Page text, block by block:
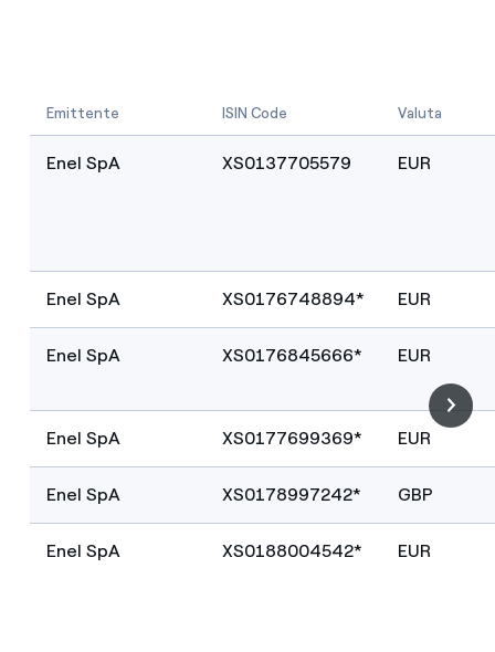
Emittente ISIN Code Valuta
Enel SpA XS0137705579 EUR
Enel SpA XS0176748894* EUR
Enel SpA XS0176845666* EUR
Enel SpA XS0177699369* EUR
Enel SpA XS0178997242* GBP
Enel SpA XS0188004542* EUR